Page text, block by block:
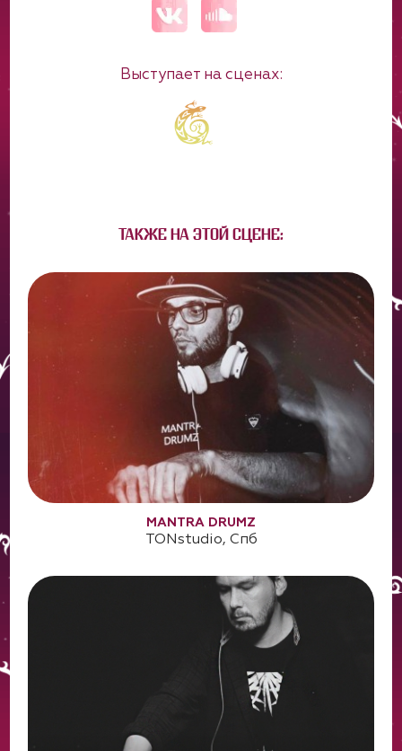
Выступает на сценах:
ТАКЖЕ НА ЭТОЙ СЦЕНЕ:
MANTRA DRUMZ
TONstudio, Спб